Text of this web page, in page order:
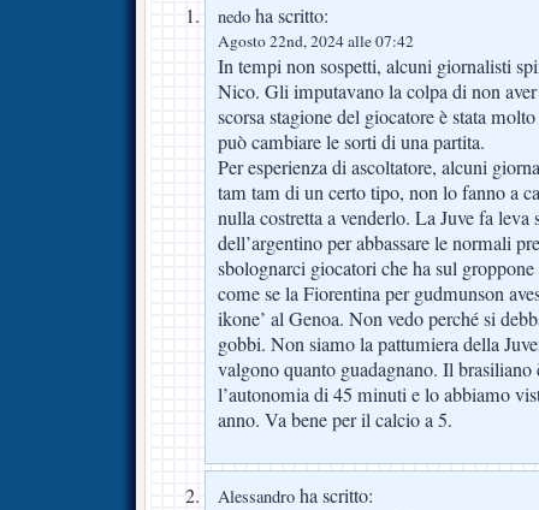
nedo ha scritto:
Agosto 22nd, 2024 alle 07:42
In tempi non sospetti, alcuni giornalisti
Nico. Gli imputavano la colpa di non
scorsa stagione del giocatore è stata
può cambiare le sorti di una partita.
Per esperienza di ascoltatore, alcuni
tam tam di un certo tipo, non lo fanno a
nulla costretta a venderlo. La Juve fa leva
dell’argentino per abbassare le normali
sbolognarci giocatori che ha sul
come se la Fiorentina per gudmunson
ikone’ al Genoa. Non vedo perché si
gobbi. Non siamo la pattumiera della
valgono quanto guadagnano. Il brasiliano
l’autonomia di 45 minuti e lo abbiamo
anno. Va bene per il calcio a 5.
Alessandro ha scritto: